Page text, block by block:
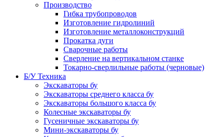
Производство
Гибка трубопроводов
Изготовление гидролиний
Изготовление металлоконструкций
Прокатка дуги
Сварочные работы
Сверление на вертикальном станке
Токарно-сверлильные работы (черновые)
Б/У Техника
Экскаваторы бу
Экскаваторы среднего класса бу
Экскаваторы большого класса бу
Колесные экскаваторы бу
Гусеничные экскаваторы бу
Мини-экскаваторы бу